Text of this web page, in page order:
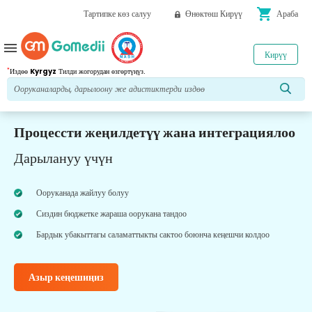
Тартипке көз салуу Өнөктөш Кирүү shopping_cart Араба
*Издөө Kyrgyz Тилди жогорудан өзгөртүңүз.
Кирүү
menu
Процессти жеңилдетүү жана интеграциялоо
Дарылануу үчүн
Ооруканада жайлуу болуу
Сиздин бюджетке жараша оорукана тандоо
Бардык убакыттагы саламаттыкты сактоо боюнча кеңешчи колдоо
Азыр кеңешиңиз